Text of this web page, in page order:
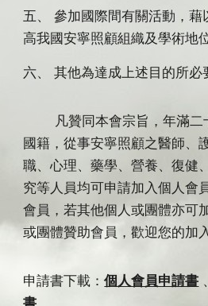
五、 參加國際間有關活動，藉
高我國安寧照顧組織及學術地
六、 其他為達成上述目的所必
凡贊同本會宗旨，年滿二
國籍，從事安寧照顧之醫師、
職、心理、藥學、營養、復健
究等人員均可申請加入個人會
會員，若其他個人或團體亦可
或團體贊助會員，歡迎您的加
申請書下載：個人會員申請書 、
書